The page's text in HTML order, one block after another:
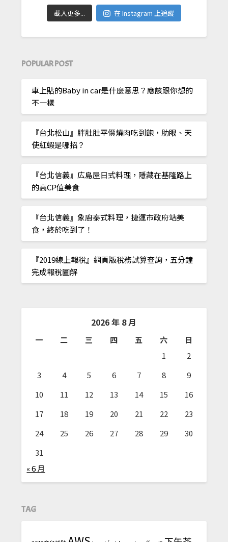
載入更多... 在 Instagram 上追蹤
POPULAR POST
車上貼的Baby in car是什麼意思？應該跟你想的
不一樣
『台北松山』胖肚肚平價燒肉吃到飽，肋眼、天
使紅蝦是哪招？
『台北信義』広島屋日式料理，隱藏在基隆路上
的高CP值美食
『台北信義』象廚泰式料理，捷運市政府站美
食，終於吃到了！
『2019線上報稅』網頁版稅務試算查詢，五分鐘
完成報稅圖解
2026 年 8 月
一 二 三 四 五 六
日
1
2
3
4 5 6 7 8
9
10
11 12 13 14 15
16
17
18 19 20 21 22
23
24
25 26 27 28 29
30
31
« 6 月
TAG